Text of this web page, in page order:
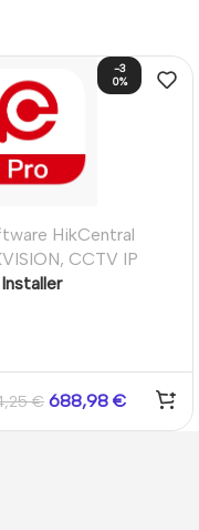
-3
0%
HikCentral
, CCTV IP
€ 688,98 €